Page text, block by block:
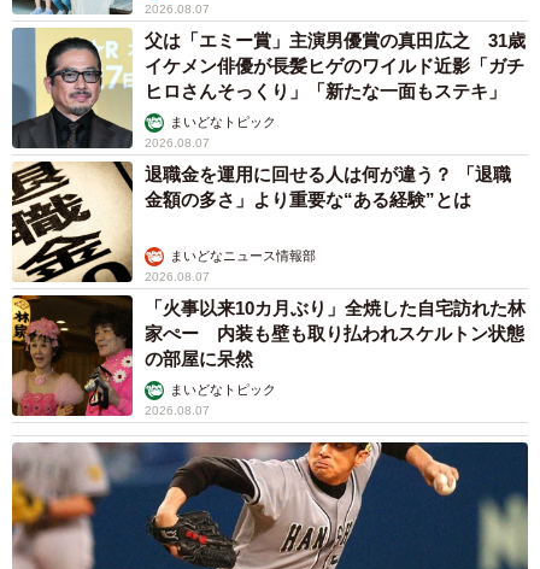
2026.08.07
父は「エミー賞」主演男優賞の真田広之 31歳
イケメン俳優が長髪ヒゲのワイルド近影「ガチ
ヒロさんそっくり」「新たな一面もステキ」
まいどなトピック
2026.08.07
退職金を運用に回せる人は何が違う？ 「退職
金額の多さ」より重要な“ある経験”とは
まいどなニュース情報部
2026.08.07
「火事以来10カ月ぶり」全焼した自宅訪れた林
家ぺー 内装も壁も取り払われスケルトン状態
の部屋に呆然
まいどなトピック
2026.08.07